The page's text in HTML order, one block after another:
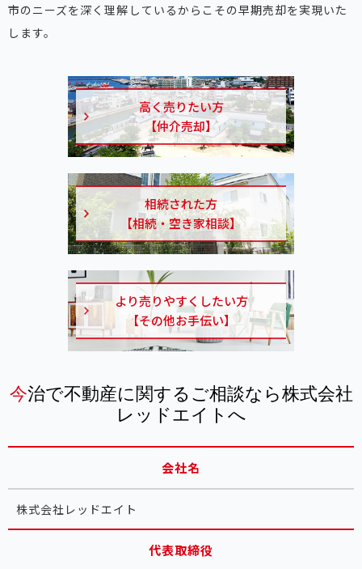
市のニーズを深く理解しているからこその早期売却を実現いた
します。
高く売りたい方
【仲介売却】
相続された方
【相続・空き家相談】
より売りやすくしたい方
【その他お手伝い】
今治で不動産に関するご相談なら株式会社
レッドエイトへ
会社名
株式会社レッドエイト
代表取締役